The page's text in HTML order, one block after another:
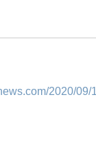
2020/